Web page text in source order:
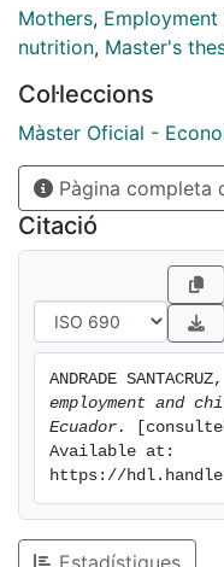
Mothers,
nutrition, Master's
Col·leccions
Màster Oficial -
Pàgina completa
Citació
ANDRADE
employment and
Ecuador.
Available at:
https://